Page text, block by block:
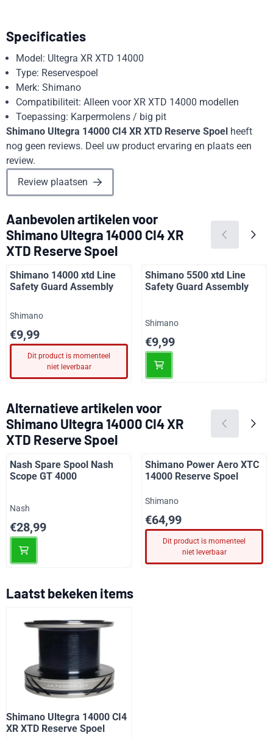
Specificaties
Model: Ultegra XR XTD 14000
Type: Reservespoel
Merk: Shimano
Compatibiliteit: Alleen voor XR XTD 14000 modellen
Toepassing: Karpermolens / big pit
Shimano Ultegra 14000 CI4 XR XTD Reserve Spoel heeft
nog geen reviews. Deel uw product ervaring en plaats een
review.
Review plaatsen
Aanbevolen artikelen voor
Shimano Ultegra 14000 CI4 XR
XTD Reserve Spoel
Shimano 14000 xtd Line
Safety Guard Assembly
Merk:
Shimano
Prijs: 9,99
€9,99
Dit product is momenteel
niet leverbaar
Shimano 5500 xtd Line
Safety Guard Assembly
Merk:
Shimano
Prijs: 9,99
€9,99
Alternatieve artikelen voor
Shimano Ultegra 14000 CI4 XR
XTD Reserve Spoel
Nash Spare Spool Nash
Scope GT 4000
Merk:
Nash
Prijs: 28,99
€28,99
Shimano Power Aero XTC
14000 Reserve Spoel
Merk:
Shimano
Prijs: 64,99
€64,99
Dit product is momenteel
niet leverbaar
Laatst bekeken items
Shimano Ultegra 14000 CI4
XR XTD Reserve Spoel